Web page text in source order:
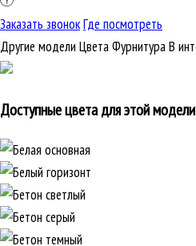
Заказать звонокГде посмотреть
Другие модели ЦветаФурнитураВ
Доступные цвета для этой модели